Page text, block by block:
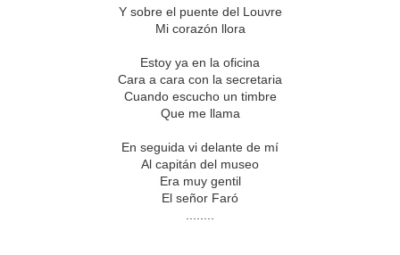
Y sobre el puente del Louvre
Mi corazón llora
Estoy ya en la oficina
Cara a cara con la secretaria
Cuando escucho un timbre
Que me llama
En seguida vi delante de mí
Al capitán del museo
Era muy gentil
El señor Faró